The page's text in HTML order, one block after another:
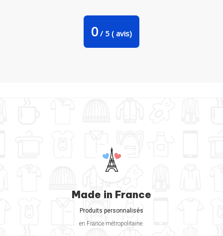
0 / 5 ( avis)
Made in France
Produits personnalisés
en France métropolitaine.